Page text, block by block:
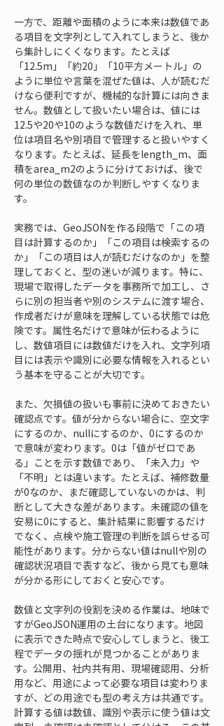
一方で、距離や面積のように本来は数値であ
る項目を文字列として入れてしまうと、後か
ら集計しにくくなります。たとえば
「12.5m」「約20」「10平方メートル」の
ように単位や言葉を混ぜた値は、人が読むだ
けなら便利ですが、機械的な計算には向きま
せん。数値として扱いたい場合は、値には
12.5や20や10のような数値だけを入れ、単
位は項目名や別項目で管理すると扱いやすく
なります。たとえば、延長をlength_m、面
積をarea_m2のように分けておけば、後で
何の単位の数値なのか判断しやすくなりま
す。
実務では、GeoJSONを作る段階で「この項
目は計算するのか」「この項目は検索するの
か」「この項目は人が読むだけなのか」を整
理しておくと、型の迷いが減ります。特に、
現場で取得したデータを事務所で加工し、さ
らに別の担当者や別のシステムに渡す場合、
作成者だけが意味を理解している状態では危
険です。属性名だけで意味が伝わるように
し、数値項目には数値だけを入れ、文字列項
目には表示や識別に必要な情報を入れるとい
う基本を守ることが大切です。
また、欠損値の扱いも事前に決めておきたい
確認点です。値が分からない場合に、空文字
にするのか、nullにするのか、0にするのか
で意味が変わります。0は「値がゼロであ
る」ことを示す数値であり、「未入力」や
「不明」とは違います。たとえば、補修数量
が0なのか、まだ確認していないのかは、判
断として大きな差があります。未確認の値を
安易に0にすると、集計結果に影響するだけ
でなく、点検や施工管理の判断を誤らせる可
能性があります。分からない値はnullや別の
確認状況項目で表すなど、後から見ても意味
が分かる形にしておくと安心です。
数値と文字列の役割を決める作業は、地味で
すがGeoJSON運用の土台になります。地図
に表示できた時点で安心してしまうと、後工
程でデータの揺れが見つかることがありま
す。公開用、社内共有用、現場確認用、分析
用など、用途によって必要な項目は変わりま
すが、どの用途でも型の考え方は共通です。
計算する値は数値、識別や表示に使う値は文